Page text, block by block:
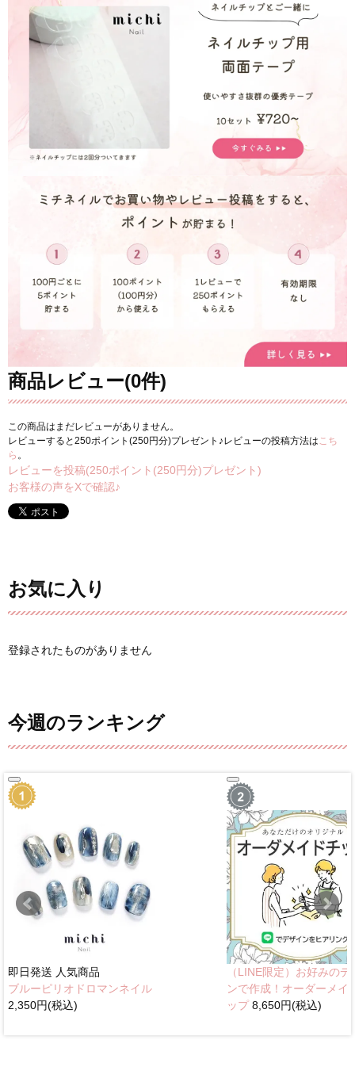
商品レビュー(0件)
この商品はまだレビューがありません。
レビューすると250ポイント(250円分)プレゼント♪レビューの投稿方法は こち
ら 。
レビューを投稿(250ポイント(250円分)プレゼント)
お客様の声をXで確認♪
お気に入り
登録されたものがありません
今週のランキング
即日発送 人気商品
ブルーピリオドロマンネイル
2,350円(税込)
（LINE限定）お好みのデ
ンで作成！オーダーメイ
ップ8,650円(税込)